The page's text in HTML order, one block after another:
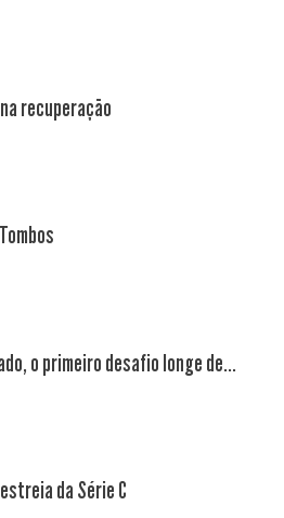
recuperação
o primeiro desafio longe de...
da Série C